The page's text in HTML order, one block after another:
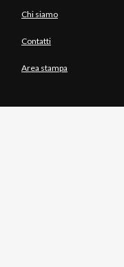
Chi siamo
Contatti
Area stampa
INTEGRATO CON